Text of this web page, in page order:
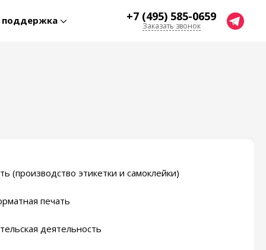
поддержка +7 (495) 585-0659
Заказать звонок
(производство этикетки и самоклейки)
печать
деятельность